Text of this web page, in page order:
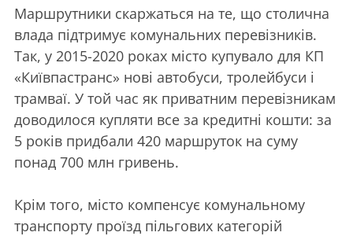
Маршрутники скаржаться на те, що столична
влада підтримує комунальних перевізників.
Так, у 2015-2020 роках місто купувало для КП
«Київпастранс» нові автобуси, тролейбуси і
трамваї. У той час як приватним перевізникам
доводилося купляти все за кредитні кошти: за
5 років придбали 420 маршруток на суму
понад 700 млн гривень.
Крім того, місто компенсує комунальному
транспорту проїзд пільгових категорій